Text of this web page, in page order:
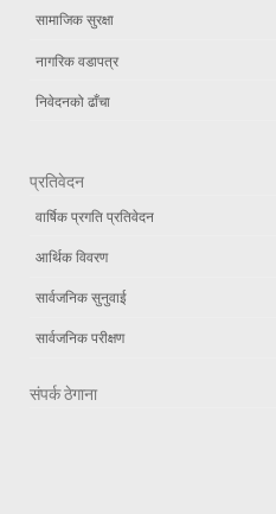
सामाजिक सुरक्षा
नागरिक वडापत्र
निवेदनको ढाँचा
प्रतिवेदन
वार्षिक प्रगति प्रतिवेदन
आर्थिक विवरण
सार्वजनिक सुनुवाई
सार्वजनिक परीक्षण
संपर्क ठेगाना